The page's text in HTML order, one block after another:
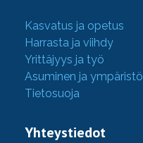
Kasvatus ja opetus
Harrasta ja viihdy
Yrittäjyys ja työ
Asuminen ja ympäristö
Tietosuoja
Yhteystiedot